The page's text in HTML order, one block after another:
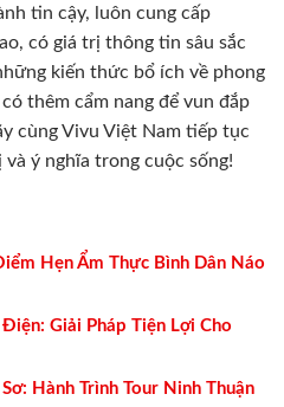
tin cậy, luôn cung cấp
có giá trị thông tin sâu sắc
kiến thức bổ ích về phong
thêm cẩm nang để vun đắp
cùng Vivu Việt Nam tiếp tục
ý nghĩa trong cuộc sống!
Hẹn Ẩm Thực Bình Dân Náo
Giải Pháp Tiện Lợi Cho
Hành Trình Tour Ninh Thuận